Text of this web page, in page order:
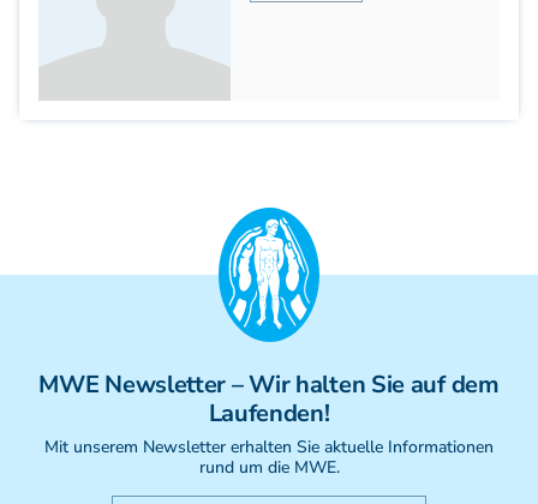
MWE Newsletter– Wir halten Sie auf dem
Laufenden!
Mit unserem Newsletter erhalten Sie aktuelle Informationen
rund um die MWE.